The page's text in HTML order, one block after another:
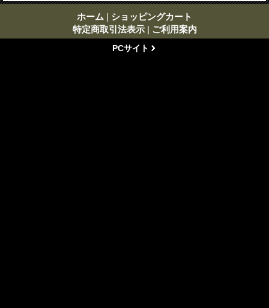
ホーム | ショッピングカート
特定商取引法表示 | ご利用案内
PCサイト